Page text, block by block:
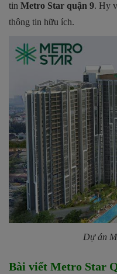
tin Metro Star quận 9. Hy
thông tin hữu ích.
Dự án
Bài viết Metro Star